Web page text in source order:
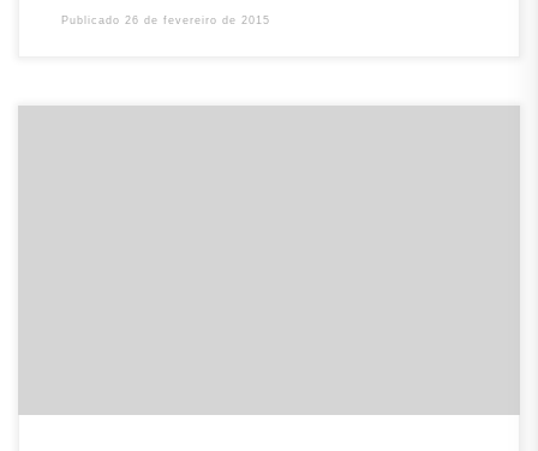
Publicado 26 de fevereiro de 2015